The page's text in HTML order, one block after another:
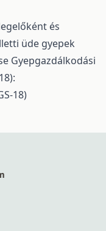
és
üde gyepek
Gyepgazdálkodási
18)